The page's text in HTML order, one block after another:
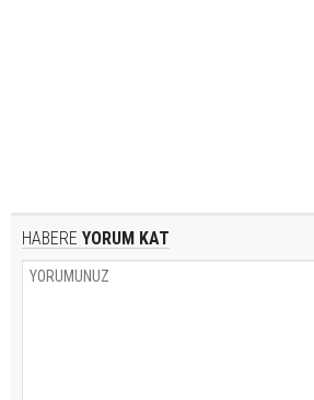
HABERE YORUM KAT